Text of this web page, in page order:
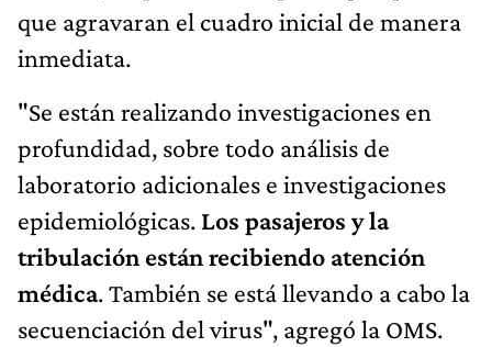
que agravaran el cuadro inicial de manera
inmediata.
"Se están realizando investigaciones en
profundidad, sobre todo análisis de
laboratorio adicionales e investigaciones
epidemiológicas. Los pasajeros y la
tribulación están recibiendo atención
médica. También se está llevando a cabo la
secuenciación del virus", agregó la OMS.